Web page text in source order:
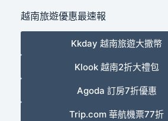
越南旅遊優惠最速報
Kkday 越南旅遊大撒幣
Klook 越南2折大禮包
Agoda 訂房7折優惠
Trip.com 華航機票77折